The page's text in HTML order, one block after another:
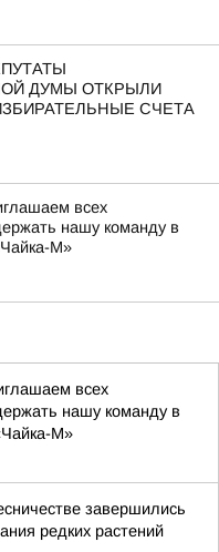
ДУМЫ ОТКРЫЛИ
СЧЕТА
всех
нашу команду в
М»
всех
нашу команду в
М»
завершились
редких растений